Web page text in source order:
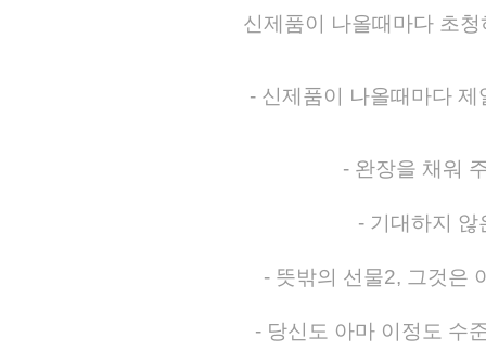
신제품이 나올때마다 초
- 신제품이 나올때마다
- 완장을 채워
- 기대하지
- 뜻밖의 선물2, 그것은
- 당신도 아마 이정도 수